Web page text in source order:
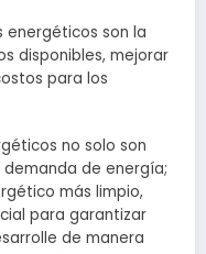
energéticos son la
disponibles, mejorar
para los
no solo son
de energía;
más limpio,
para garantizar
de manera